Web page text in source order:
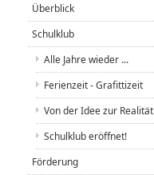
Überblick
Schulklub
Alle Jahre wieder ...
Ferienzeit - Grafittizeit
Von der Idee zur Realität
Schulklub eröffnet!
Förderung